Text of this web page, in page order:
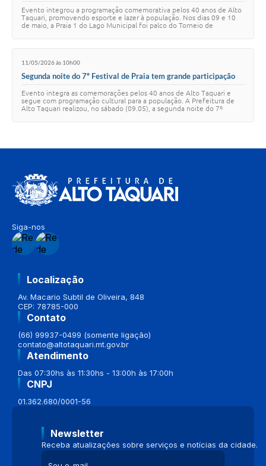
Evento integrou a programação comemorativa pelos 40 anos de Alto
Taquari, promovendo esporte e lazer à população. Nos dias 09 e 10
de maio, a Praia 1 do Lago Municipal foi palco do Torneio de
11/05/2026 às 10h00
Segunda noite do 7º Festival de Praia tem grande participação
Evento integra as comemorações pelos 40 anos de Alto Taquari e
segue com programação cultural para a população. A Prefeitura de
Alto Taquari realizou, no sábado (09.05), a segunda noite do 7º
Siga-nos
Localização
Av. Macario Subtil de Oliveira, 848
CEP: 78785-000
Contato
(66) 99937-0499 (somente ligação)
contato@altotaquari.mt.gov.br
Atendimento
Das 07:30hs às 11:30hs - 13:00h às 17:00h
CNPJ
01.362.680/0001-56
Newsletter
Receba atualizações sobre serviços e notícias da cidade.